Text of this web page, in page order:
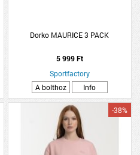
Dorko MAURICE 3 PACK
5 999 Ft
Sportfactory
A bolthoz
Info
-38%